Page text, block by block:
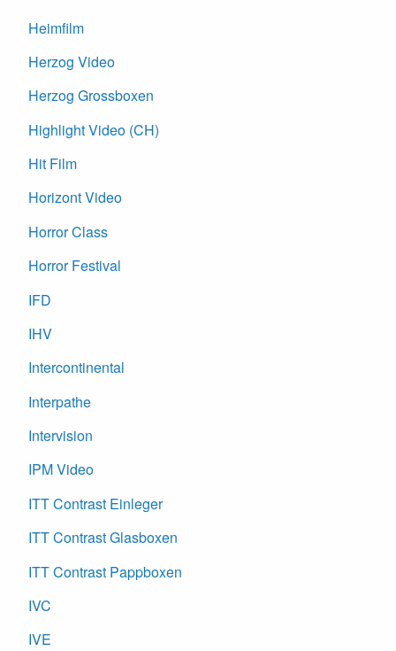
Heimfilm
Herzog Video
Herzog Grossboxen
Highlight Video (CH)
Hit Film
Horizont Video
Horror Class
Horror Festival
IFD
IHV
Intercontinental
Interpathe
Intervision
IPM Video
ITT Contrast Einleger
ITT Contrast Glasboxen
ITT Contrast Pappboxen
IVC
IVE